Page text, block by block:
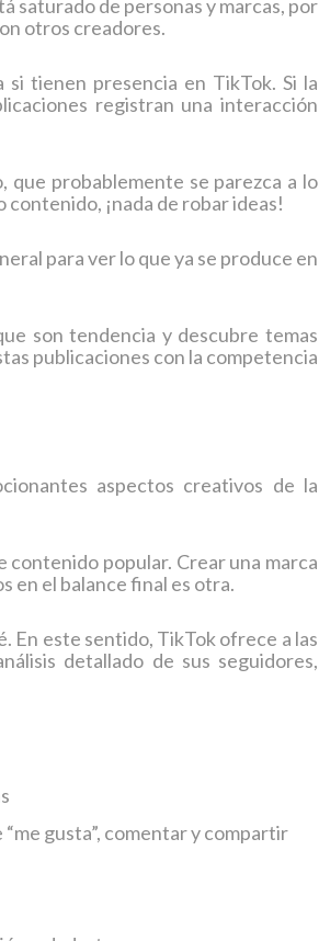
saturado de personas y marcas, por
otros creadores.
tienen presencia en TikTok. Si la
registran una interacción
que probablemente se parezca a lo
¡nada de robar ideas!
para ver lo que ya se produce en
son tendencia y descubre temas
publicaciones con la competencia
aspectos creativos de la
contenido popular. Crear una marca
en el balance final es otra.
En este sentido, TikTok ofrece a las
detallado de sus seguidores,
gusta”, comentar y compartir